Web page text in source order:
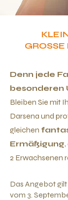
GROSSE
Denn jede
besonderen
Bleiben Sie mit
Darsena und
gleichen
Ermäßigung
2 Erwachsenen
Das Angebot gilt
vom 3.